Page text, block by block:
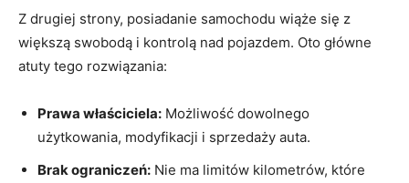
Z ​drugiej strony, posiadanie samochodu wiąże⁢ się z
większą‍ swobodą i ​kontrolą nad pojazdem. Oto główne
atuty tego rozwiązania:
Prawa właściciela: ⁣Możliwość dowolnego​
użytkowania, modyfikacji ⁤i ⁢sprzedaży auta.
Brak ograniczeń: Nie ma limitów kilometrów, ⁣które